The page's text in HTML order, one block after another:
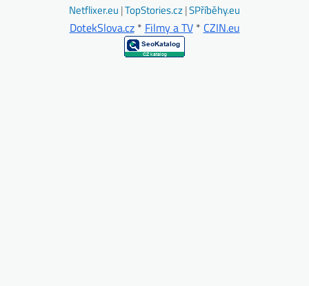
Netflixer.eu |TopStories.cz|SPříběhy.eu
DotekSlova.cz* Filmy a TV* CZIN.eu